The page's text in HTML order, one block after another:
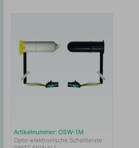
Artikelnummer: OSW-1M
Opto-elektronische Schaltleiste